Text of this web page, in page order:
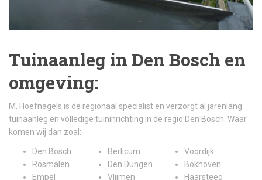
Tuinaanleg in Den Bosch en
omgeving:
M. Hoefnagels is de regionaal specialist en verzorgt al jarenlang
tuinaanleg en volledige tuininrichting in de regio Den Bosch. Waar
komen wij dan zoal:
Den Bosch
Rosmalen
Empel
Berlicum
Den Dungen
Vlijmen
Voordijk
Bokhoven
Haarsteeg